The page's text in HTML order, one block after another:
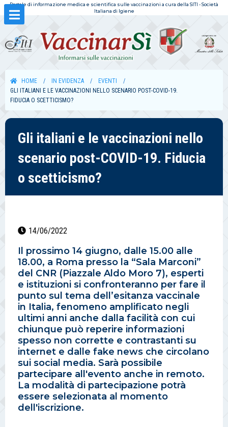
Portale di informazione medica e scientifica sulle vaccinazioni a cura della SITI - Società
Italiana di Igiene
HOME IN EVIDENZA
EVENTI
GLI ITALIANI E LE VACCINAZIONI NELLO SCENARIO POST-COVID-19.
FIDUCIA O SCETTICISMO?
Gli italiani e le vaccinazioni nello
scenario post-COVID-19. Fiducia
o scetticismo?
14/06/2022
Il prossimo 14 giugno, dalle 15.00 alle
18.00, a Roma presso la “Sala Marconi”
del CNR (Piazzale Aldo Moro 7), esperti
e istituzioni si confronteranno per fare il
punto sul tema dell’esitanza vaccinale
in Italia, fenomeno amplificato negli
ultimi anni anche dalla facilità con cui
chiunque può reperire informazioni
spesso non corrette e contrastanti su
internet e dalle fake news che circolano
sui social media. Sarà possibile
partecipare all'evento anche in remoto.
La modalità di partecipazione potrà
essere selezionata al momento
dell'iscrizione.